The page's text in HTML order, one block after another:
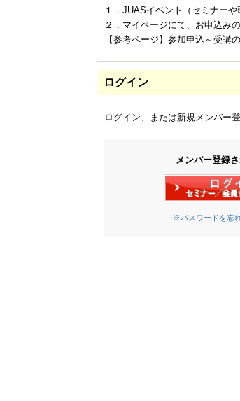
１．JUASイベント（セミナー
２．マイページにて、お申込み
【参考ページ】参加申込～受講
ログイン
ログイン、または新規メンバー
メンバー登録
※パスワードを忘